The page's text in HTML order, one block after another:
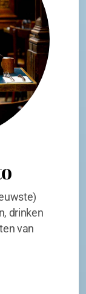
drinken
van